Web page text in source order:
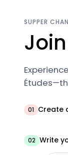
SUPPER
01 Create
02 Write